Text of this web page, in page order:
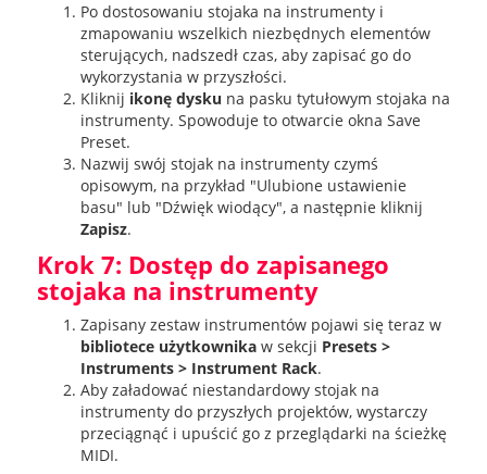
Po dostosowaniu stojaka na instrumenty i
zmapowaniu wszelkich niezbędnych elementów
sterujących, nadszedł czas, aby zapisać go do
wykorzystania w przyszłości.
Kliknij ikonę dysku na pasku tytułowym stojaka na
instrumenty. Spowoduje to otwarcie okna Save
Preset.
Nazwij swój stojak na instrumenty czymś
opisowym, na przykład "Ulubione ustawienie
basu" lub "Dźwięk wiodący", a następnie kliknij
Zapisz.
Krok 7: Dostęp do zapisanego
stojaka na instrumenty
Zapisany zestaw instrumentów pojawi się teraz w
bibliotece użytkownikaw sekcji Presets >
Instruments > Instrument Rack.
Aby załadować niestandardowy stojak na
instrumenty do przyszłych projektów, wystarczy
przeciągnąć i upuścić go z przeglądarki na ścieżkę
MIDI.